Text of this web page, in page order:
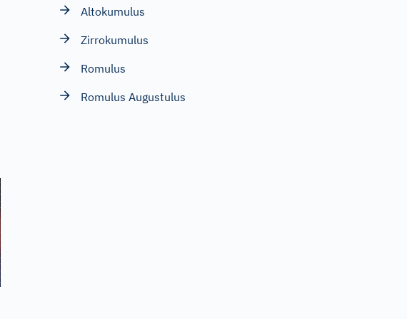
Altokumulus
Zirrokumulus
Romulus
Romulus Augustulus